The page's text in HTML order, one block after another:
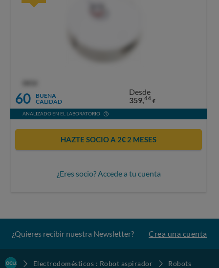
60
BUENA
CALIDAD
Desde
359,44 €
ANALIZADO EN EL LABORATORIO
HAZTE SOCIO A 2€ 2 MESES
¿Eres socio? Accede a tu cuenta
¿Quieres recibir nuestra Newsletter? Crea una cuenta
Electrodomésticos : Robot aspirador
Robots